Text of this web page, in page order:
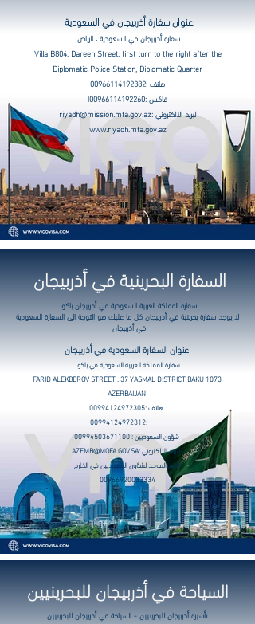
عنوان سفارة أذربيجان في السعودية
سفارة أذربيجان في السعودية ، الرياض
Villa B804, Dareen Street, first turn to the right after the
Diplomatic Police Station, Diplomatic Quarter
هاتف :00966114192382
فاكس :00966114192260ا
لبريد الالكتروني :riyadh@mission.mfa.gov.az
www.riyadh.mfa.gov.az
السفارة البحرينية في أذربيجان
سفارة المملكة العربية السعودية في أذربيجان باكو
لا يوجد سفارة بحرينية في أذربيجان كل ما عليك هو التوجة الى السفارة السعودية
في أذربيجان
عنوان السفارة السعودية في أذربيجان
سفارة المملكة العربية السعودية في باكو
FARID ALEKBEROV STREET . 37 YASMAL DISTRICT BAKU 1073
AZERBAIJAN
هاتف :00994124972305
:
00994124972312
شؤون السعوديين :00994503671100
البريد الالكتروني :AZEMB@MOFA.GOV.SA
الرقم الموحد لشؤون السعوديين في الخارج
00966920033334
السياحة في أذربيجان للبحرينيين
تأشيرة أذربيجانللبحرينيين- السياحة في أذربيجانللبحرينيين